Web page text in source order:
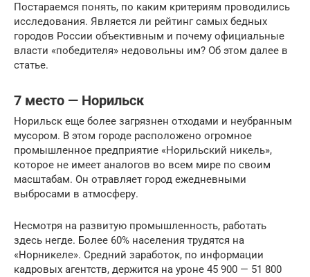
Постараемся понять, по каким критериям проводились
исследования. Является ли рейтинг самых бедных
городов России объективным и почему официальные
власти «победителя» недовольны им? Об этом далее в
статье.
7 место — Норильск
Норильск еще более загрязнен отходами и неубранным
мусором. В этом городе расположено огромное
промышленное предприятие «Норильский никель»,
которое не имеет аналогов во всем мире по своим
масштабам. Он отравляет город ежедневными
выбросами в атмосферу.
Несмотря на развитую промышленность, работать
здесь негде. Более 60% населения трудятся на
«Норникеле». Средний заработок, по информации
кадровых агентств, держится на уроне 45 900 — 51 800